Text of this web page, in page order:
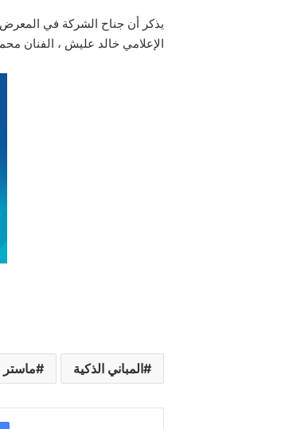
يذكر أن جناح الشركة في المعرض
الإعلامي خالد عليش ، الفنان
المباني الذكية